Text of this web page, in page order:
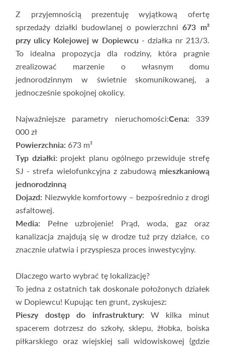
Z przyjemnością prezentuję wyjątkową ofertę
sprzedaży działki budowlanej o powierzchni673 m²
przy ulicy Kolejowej w Dopiewcu - działka nr 213/3.
To idealna propozycja dla rodziny, która pragnie
zrealizować marzenie o własnym domu
jednorodzinnym w świetnie skomunikowanej, a
jednocześnie spokojnej okolicy.
Najważniejsze parametry nieruchomości:Cena: 339
000 zł
Powierzchnia: 673 m²
Typ działki: projekt planu ogólnego przewiduje strefę
SJ - strefa wielofunkcyjna z zabudową mieszkaniową
jednorodzinną
Dojazd: Niezwykle komfortowy – bezpośrednio z drogi
asfaltowej.
Media: Pełne uzbrojenie! Prąd, woda, gaz oraz
kanalizacja znajdują się w drodze tuż przy działce, co
znacznie ułatwia i przyspiesza proces inwestycyjny.
Dlaczego warto wybrać tę lokalizację?
To jedna z ostatnich tak doskonale położonych działek
w Dopiewcu! Kupując ten grunt, zyskujesz:
Pieszy dostęp do infrastruktury: W kilka minut
spacerem dotrzesz do szkoły, sklepu, żłobka, boiska
piłkarskiego oraz wiejskiej sali widowiskowej (gdzie